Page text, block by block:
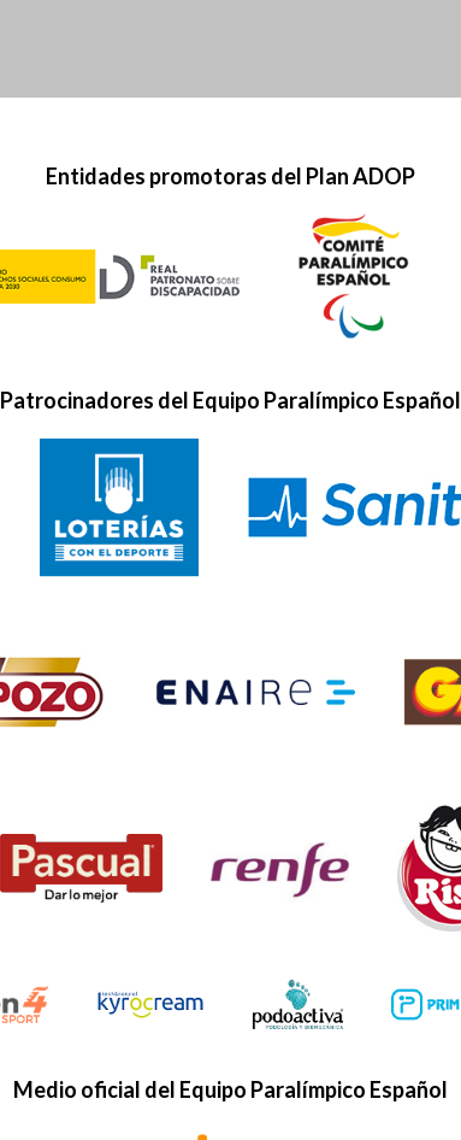
Entidades promotoras del Plan ADOP
Patrocinadores del Equipo Paralímpico Español
Medio oficial del Equipo Paralímpico Español